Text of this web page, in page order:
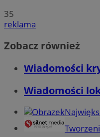
35
reklama
Zobacz również
Wiadomości
Wiadomości